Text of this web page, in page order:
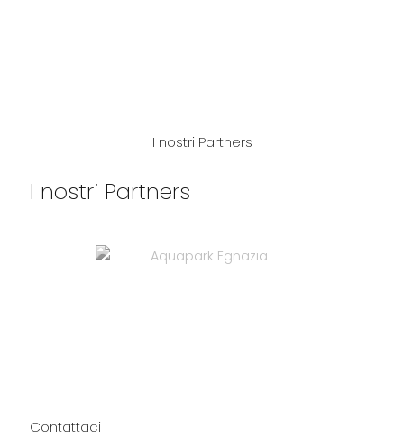
I nostri Partners
I nostri Partners
Contattaci